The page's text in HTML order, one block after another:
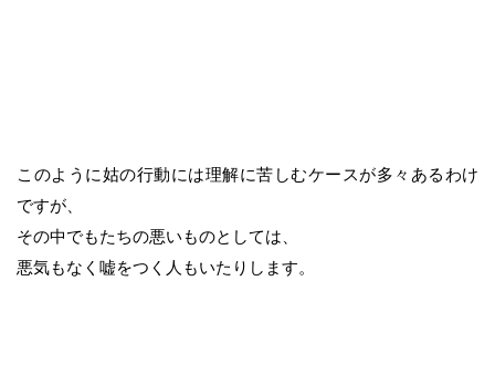
このように姑の行動には理解に苦しむケースが多々あるわけ
ですが、
その中でもたちの悪いものとしては、
悪気もなく嘘をつく人もいたりします。